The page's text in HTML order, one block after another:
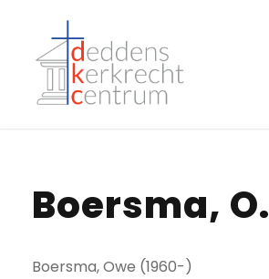
Boersma, O.
Boersma, Owe (1960-)